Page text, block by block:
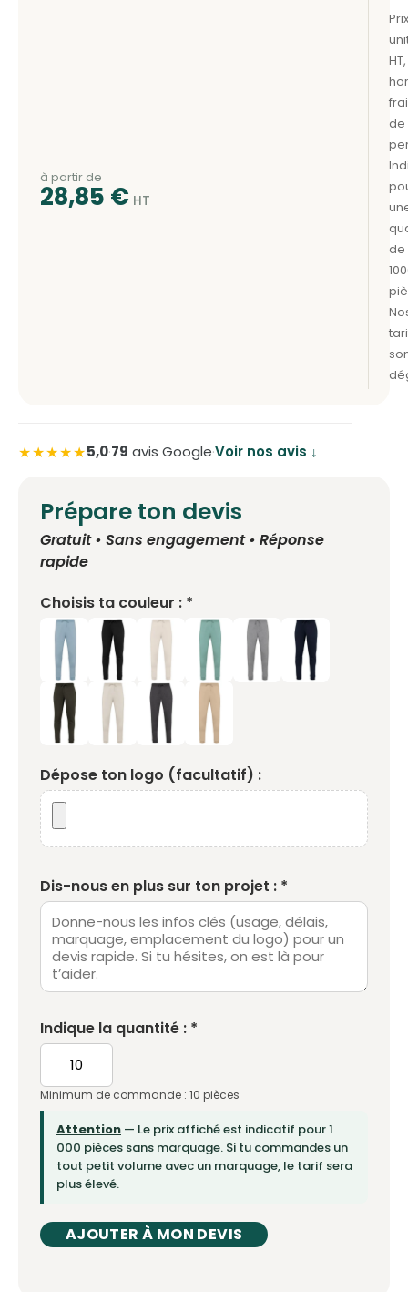
à partir de
28,85 €
★★★★★5,0·79 avis Google·Voir nos avis ↓
Prépare ton devis
Gratuit • Sans engagement • Réponse
rapide
Choisis ta couleur : *
Dépose ton logo (facultatif) :
Dis-nous en plus sur ton projet : *
Indique la quantité : *
Minimum de commande : 10 pièces
Attention — Le prix affiché est indicatif pour 1
000 pièces sans marquage. Si tu commandes un
tout petit volume avec un marquage, le tarif sera
plus élevé.
AJOUTER À MON DEVIS